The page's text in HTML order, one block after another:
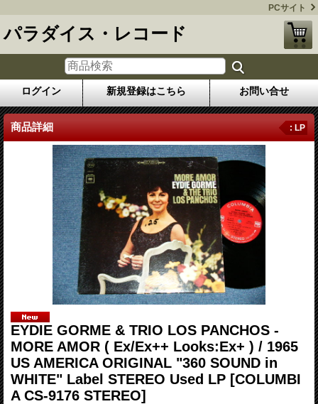
PCサイト
パラダイス・レコード
ログイン 新規登録はこちら お問い合せ
商品詳細 : LP
EYDIE GORME & TRIO LOS PANCHOS -
MORE AMOR ( Ex/Ex++ Looks:Ex+ ) / 1965
US AMERICA ORIGINAL "360 SOUND in
WHITE" Label STEREO Used LP [COLUMBI
A CS-9176 STEREO]